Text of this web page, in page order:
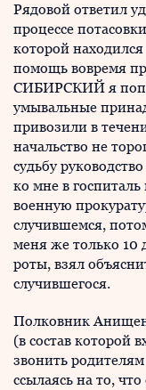
Рядовой ответил
процессе
которой
помощь вовремя
СИБИРСКИЙ я
умывальные
привозили в
начальство не
судьбу
ко мне в
военную
случившемся,
меня же только 10
роты, взял
случившегося.
Полковник
(в состав которой
звонить
ссылаясь на то,